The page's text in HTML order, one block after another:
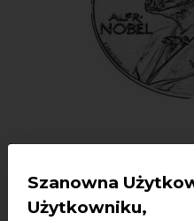
Szanowna
Użytkowniku,
Debata o